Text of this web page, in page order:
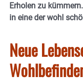
Erholen zu
in eine der wohl
Neue